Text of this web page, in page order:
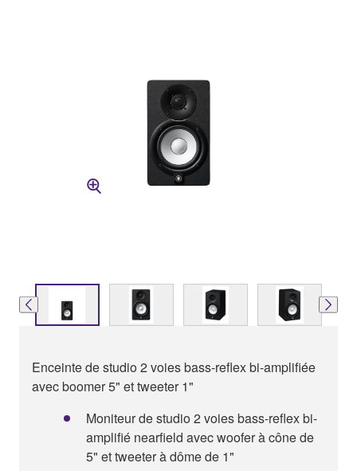
Enceinte de studio 2 voies bass-reflex bi-amplifiée
avec boomer 5" et tweeter 1"
Moniteur de studio 2 voies bass-reflex bi-
amplifié nearfield avec woofer à cône de
5" et tweeter à dôme de 1"